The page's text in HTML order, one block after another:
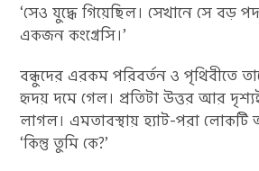
‘সেও যুদ্ধে গিয়েছিল। সেখানে সে বড়
একজন কংগ্রেসি।’
বন্ধুদের এরকম পরিবর্তন ও পৃথিবীতে
হৃদয় দমে গেল। প্রতিটা উত্তর আর
লাগল। এমতাবস্থায় হ্যাট-পরা
‘কিন্তু তুমি কে?’